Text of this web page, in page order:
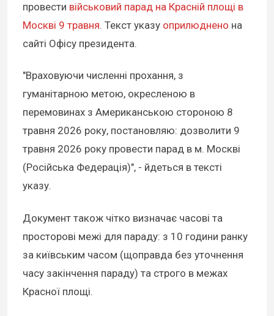
провести військовий парад на Красній площі в
Москві 9 травня. Текст указу оприлюднено на
сайті Офісу президента.
"Враховуючи численні прохання, з
гуманітарною метою, окресленою в
перемовинах з Американською стороною 8
травня 2026 року, постановляю: дозволити 9
травня 2026 року провести парад в м. Москві
(Російська Федерація)", - йдеться в тексті
указу.
Документ також чітко визначає часові та
просторові межі для параду: з 10 години ранку
за київським часом (щоправда без уточнення
часу закінчення параду) та строго в межах
Красної площі.